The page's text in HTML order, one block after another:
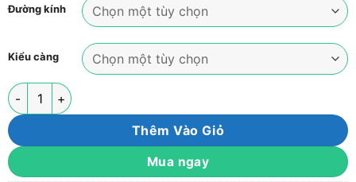
Đường kính
Kiểu càng
Bánh xe PVC đen viền bi đôi càng thép cọc ren tải nhẹ ROX-
Thêm Vào Giỏ
Mua ngay